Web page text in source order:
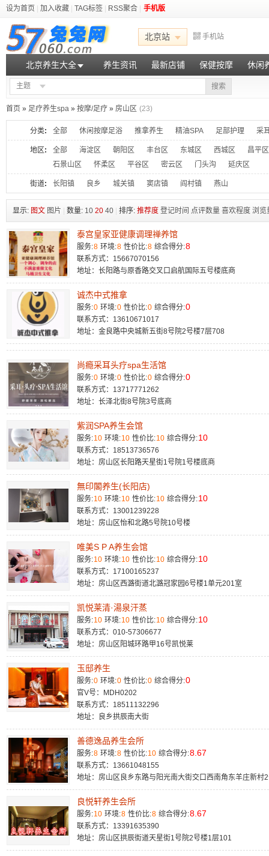
设为首页 加入收藏 TAG标签 RSS聚合 手机版
北京站 手机站
北京养生大全 养生资讯 最新店铺 保健按摩 休闲
主题 搜索
首页 » 足疗养生spa » 按摩/足疗 » 房山区 (23)
分类: 全部 休闲按摩足浴 推拿养生 精油SPA 足部护理 采
地区 : 全部 海淀区 朝阳区 丰台区 东城区 西城区
昌平区
石景山区
怀柔区 平谷区 密云区 门头沟 延庆区
街道: 长阳镇 良乡 城关镇 窦店镇 阎村镇 燕山
显示: 图文 图片 数量: 10 20 40 排序: 推荐度 登记时间 点评数量 喜欢程度 浏览
泰宫皇家亚健康调理禅养馆
服务:8 环境:8 性价比:8 综合得分:8
联系方式：15667070156
地址：长阳路与原香路交叉口启航国际五号楼底商
诚杰中式推拿
服务:0 环境:0 性价比:0 综合得分:0
联系方式：13610671017
地址：金良路中央城新五街8号院2号楼7层708
尚瘾采耳头疗spa生活馆
服务:0 环境:0 性价比:0 综合得分:0
联系方式：13717771262
地址：长泽北街8号院3号底商
紫润SPA养生会馆
服务:10 环境:10 性价比:10 综合得分:10
联系方式：18513736576
地址：房山区长阳路天星街1号院1号楼底商
無印閣养生(长阳店)
服务:10 环境:10 性价比:10 综合得分:10
联系方式：13001239228
地址：房山区怡和北路5号院10号楼
唯美S P A养生会馆
服务:10 环境:10 性价比:10 综合得分:10
联系方式：17100165237
地址：房山区西潞街道北潞冠家园6号楼1单元201室
凯悦莱清·湯泉汗蒸
服务:10 环境:10 性价比:10 综合得分:10
联系方式：010-57306677
地址：房山区阳城环路甲16号凯悦莱
玉邸养生
服务:0 环境:0 性价比:0 综合得分:0
官V号：MDH0202
联系方式：18511132296
地址：良乡拱辰南大街
善德逸品养生会所
服务:8 环境:8 性价比:10 综合得分:8.67
联系方式：13661048155
地址：房山区良乡东路与阳光南大街交口西南角东羊庄新村
良悦轩养生会所
服务:10 环境:8 性价比:8 综合得分:8.67
联系方式：13391635390
地址：房山区拱辰街道天星街1号院2号楼1层101